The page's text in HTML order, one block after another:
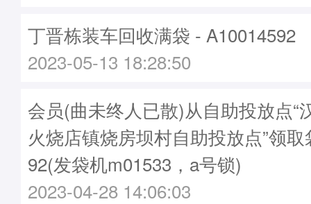
丁晋栋装车回收满袋 - A10014592
2023-05-13 18:28:50
会员(曲未终人已散)从自助投放点“
火烧店镇烧房坝村自助投放点”领
92(发袋机m01533，a号锁)
2023-04-28 14:06:03